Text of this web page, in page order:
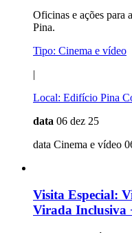
Oficinas e ações para
Pina.
Tipo: Cinema e vídeo
Local: Edifício Pina
data 06 dez 25
data Cinema e vídeo
Visita Especial:
Virada Inclusiva